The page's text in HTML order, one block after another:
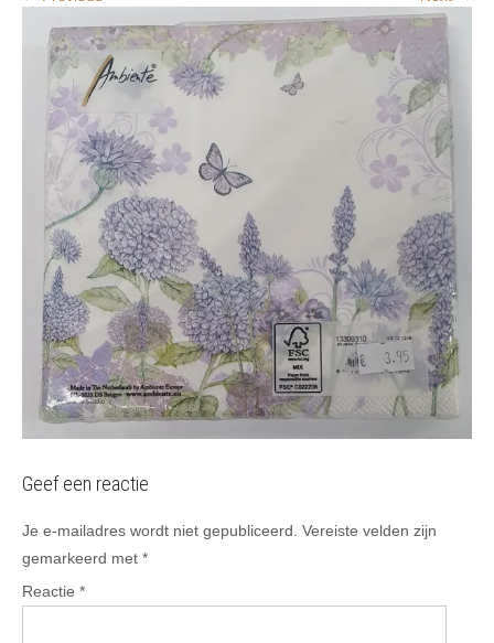
Geef een reactie
Je e-mailadres wordt niet gepubliceerd. Vereiste velden zijn
gemarkeerd met *
Reactie *